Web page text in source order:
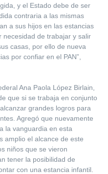
y el Estado debe de ser
contraria a las mismas
a sus hijos en las estancias
necesidad de trabajar y salir
casas, por ello de nueva
por confiar en el PAN”,
Ana Paola López Birlain,
que si se trabaja en conjunto
grandes logros para
Agregó que nuevamente
la vanguardia en esta
amplio el alcance de este
niños que se vieron
tener la posibilidad de
con una estancia infantil.